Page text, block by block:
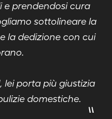
e prendendosi cura
sottolineare la
la dedizione con cui
lei porta più giustizia
domestiche.
"